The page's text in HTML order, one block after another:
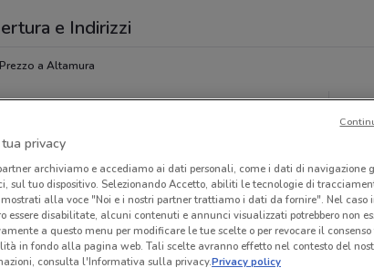
e Indirizzi
a Altamura
privacy
archiviamo e accediamo ai dati personali, come i dati di navigazione
sul tuo dispositivo. Selezionando Accetto, abiliti le tecnologie di
alla voce "Noi e i nostri partner trattiamo i dati da fornire". Nel caso
essere disabilitate, alcuni contenuti e annunci visualizzati potrebbero non
a questo menu per modificare le tue scelte o per revocare il
in fondo alla pagina web. Tali scelte avranno effetto nel contesto del
consulta l'Informativa sulla privacy.Privacy policy